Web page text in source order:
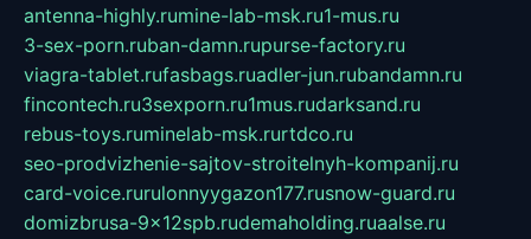
antenna-highly.rumine-lab-msk.ru1-mus.ru
3-sex-porn.ruban-damn.rupurse-factory.ru
viagra-tablet.rufasbags.ruadler-jun.rubandamn.ru
fincontech.ru3sexporn.ru1mus.rudarksand.ru
rebus-toys.ruminelab-msk.rurtdco.ru
seo-prodvizhenie-sajtov-stroitelnyh-kompanij.ru
card-voice.rurulonnyygazon177.rusnow-guard.ru
domizbrusa-9x12spb.rudemaholding.ruaalse.ru